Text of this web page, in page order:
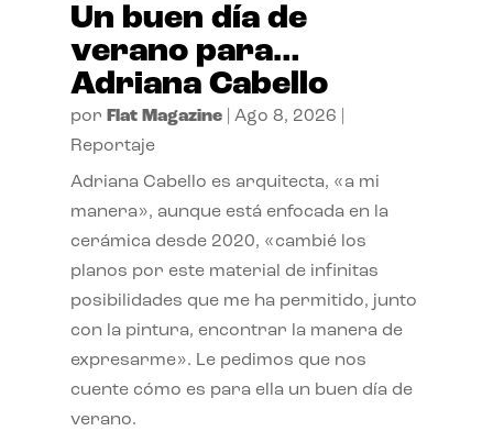
Un buen día de
verano para…
Adriana Cabello
por Flat Magazine| Ago 8, 2026
Reportaje
Adriana Cabello es arquitecta, «a mi
manera», aunque está enfocada en la
cerámica desde 2020, «cambié los
planos por este material de infinitas
posibilidades que me ha permitido, junto
con la pintura, encontrar la manera de
expresarme». Le pedimos que nos
cuente cómo es para ella un buen día de
verano.